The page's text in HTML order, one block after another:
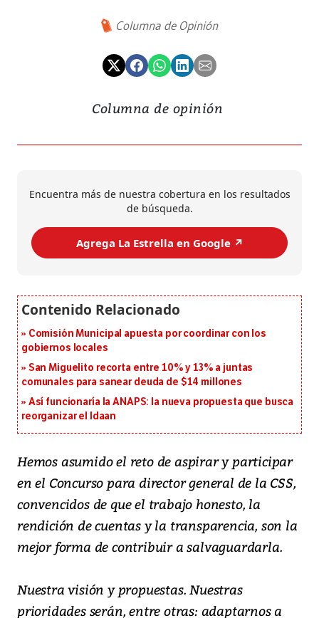
Columna de Opinión
Columna de opinión
Encuentra más de nuestra cobertura en los resultados
de búsqueda.
Agrega La Estrella en Google ↗️
Comisión Municipal apuesta por coordinar con los
gobiernos locales
San Miguelito recorta entre 10% y 13% a juntas
comunales para sanear deuda de $14 millones
Así funcionaría la ANAPS: la nueva propuesta que busca
reorganizar el Idaan
Hemos asumido el reto de aspirar y participar
en el Concurso para director general de la CSS,
convencidos de que el trabajo honesto, la
rendición de cuentas y la transparencia, son la
mejor forma de contribuir a salvaguardarla.
Nuestra visión y propuestas. Nuestras
prioridades serán, entre otras: adaptarnos a